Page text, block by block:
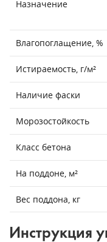
Назначение
Влагопоглащение, %
Истираемость, г/м²
Наличие фаски
Морозостойкость
Класс бетона
На поддоне, м²
Вес поддона, кг
Инструкция